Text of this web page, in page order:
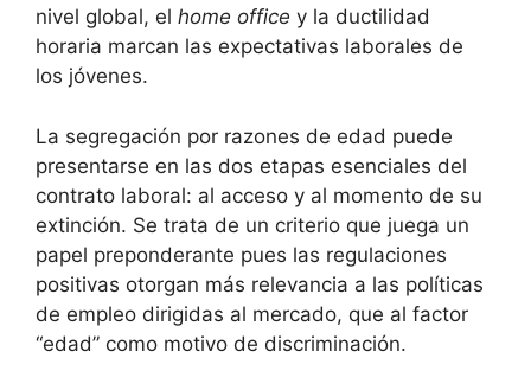
nivel global, el home office y la ductilidad
horaria marcan las expectativas laborales de
los jóvenes.
La segregación por razones de edad puede
presentarse en las dos etapas esenciales del
contrato laboral: al acceso y al momento de su
extinción. Se trata de un criterio que juega un
papel preponderante pues las regulaciones
positivas otorgan más relevancia a las políticas
de empleo dirigidas al mercado, que al factor
“edad” como motivo de discriminación.